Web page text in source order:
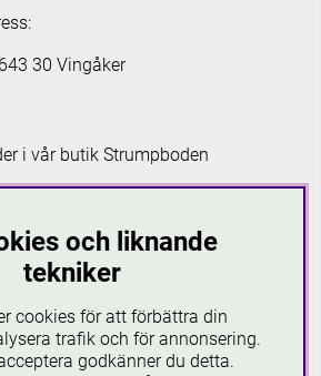
30 Vingåker
i vår butik Strumpboden
08 - 16.30
Torsdag: 08 - 18
Fredag: 08-16.30
Söndagar: 12-16
mer om Strumpboden
och liknande
tekniker
cookies för att förbättra din
trafik och för annonsering.
godkänner du detta.